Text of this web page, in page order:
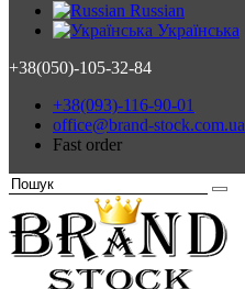
Russian
Українська
+38(050)-105-32-84
+38(093)-116-90-01
office@brand-stock.com.ua
Fast order